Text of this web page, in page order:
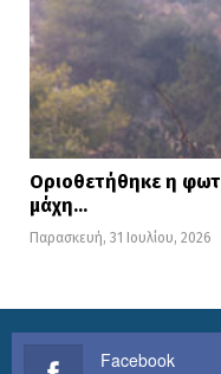
Οριοθετήθηκε η
μάχη…
Παρασκευή, 31 Ιουλίου, 2026
Facebook